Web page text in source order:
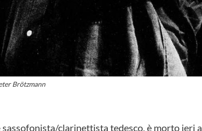
Brötzmann
clarinettista tedesco, è morto ieri a